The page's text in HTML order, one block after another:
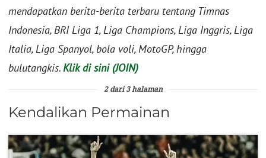
mendapatkan berita-berita terbaru tentang Timnas
Indonesia, BRI Liga 1, Liga Champions, Liga Inggris, Liga
Italia, Liga Spanyol, bola voli, MotoGP, hingga
bulutangkis.Klik di sini (JOIN)
2 dari 3 halaman
Kendalikan Permainan